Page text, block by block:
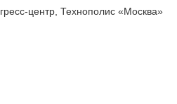
центр, Технополис «Москва»